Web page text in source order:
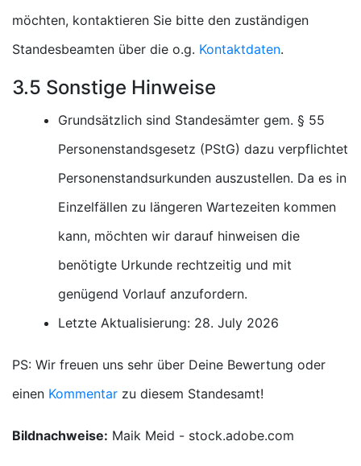
möchten, kontaktieren Sie bitte den zuständigen
Standesbeamten über die o.g. Kontaktdaten.
3.5 Sonstige Hinweise
Grundsätzlich sind Standesämter gem. § 55
Personenstandsgesetz (PStG) dazu verpflichtet
Personenstandsurkunden auszustellen. Da es in
Einzelfällen zu längeren Wartezeiten kommen
kann, möchten wir darauf hinweisen die
benötigte Urkunde rechtzeitig und mit
genügend Vorlauf anzufordern.
Letzte Aktualisierung: 28. July 2026
PS: Wir freuen uns sehr über Deine Bewertung oder
einen Kommentar zu diesem Standesamt!
Bildnachweise: Maik Meid - stock.adobe.com